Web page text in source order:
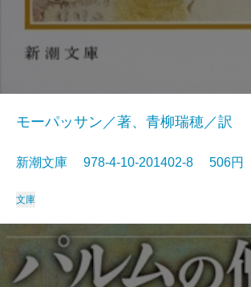
モーパッサン／著、青柳瑞穂／訳
新潮文庫 978-4-10-201402-8 506円
文庫